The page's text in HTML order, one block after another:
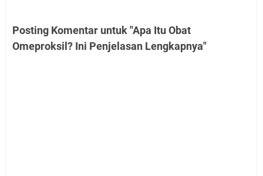
Posting Komentar untuk "Apa Itu Obat
Omeproksil? Ini Penjelasan Lengkapnya"